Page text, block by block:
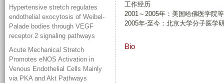
工作经历
2001～2005年：美国哈佛医学院
2005年-至今：北京大学分子医学
Bio
Hypertensive stretch regulates
endothelial exocytosis of Weibel-
Palade bodies through VEGF
receptor 2 signaling pathways
Acute Mechanical Stretch
Promotes eNOS Activation in
Venous Endothelial Cells Mainly
via PKA and Akt Pathways